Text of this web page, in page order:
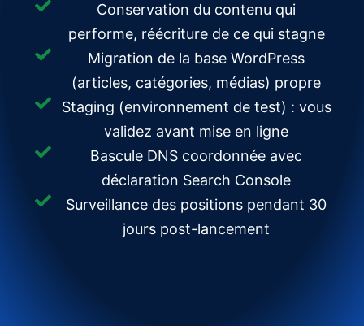
Conservation du contenu qui
performe, réécriture de ce qui stagne
Migration de la base WordPress
(articles, catégories, médias) propre
Staging (environnement de test) : vous
validez avant mise en ligne
Bascule DNS coordonnée avec
déclaration Search Console
Surveillance des positions pendant 30
jours post-lancement